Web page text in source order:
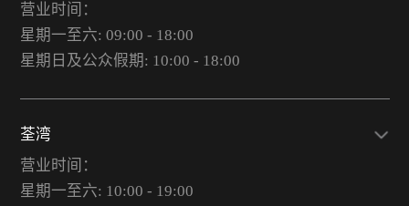
营业时间：
星期一至六: 09:00 - 18:00
星期日及公众假期: 10:00 - 18:00
荃湾
营业时间：
星期一至六: 10:00 - 19:00